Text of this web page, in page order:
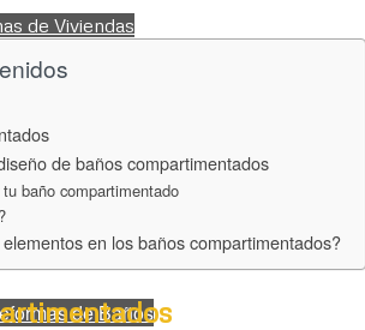
de Viviendas
de Cocinas
de Baños
de baños compartimentados
baño compartimentado
en los baños compartimentados?